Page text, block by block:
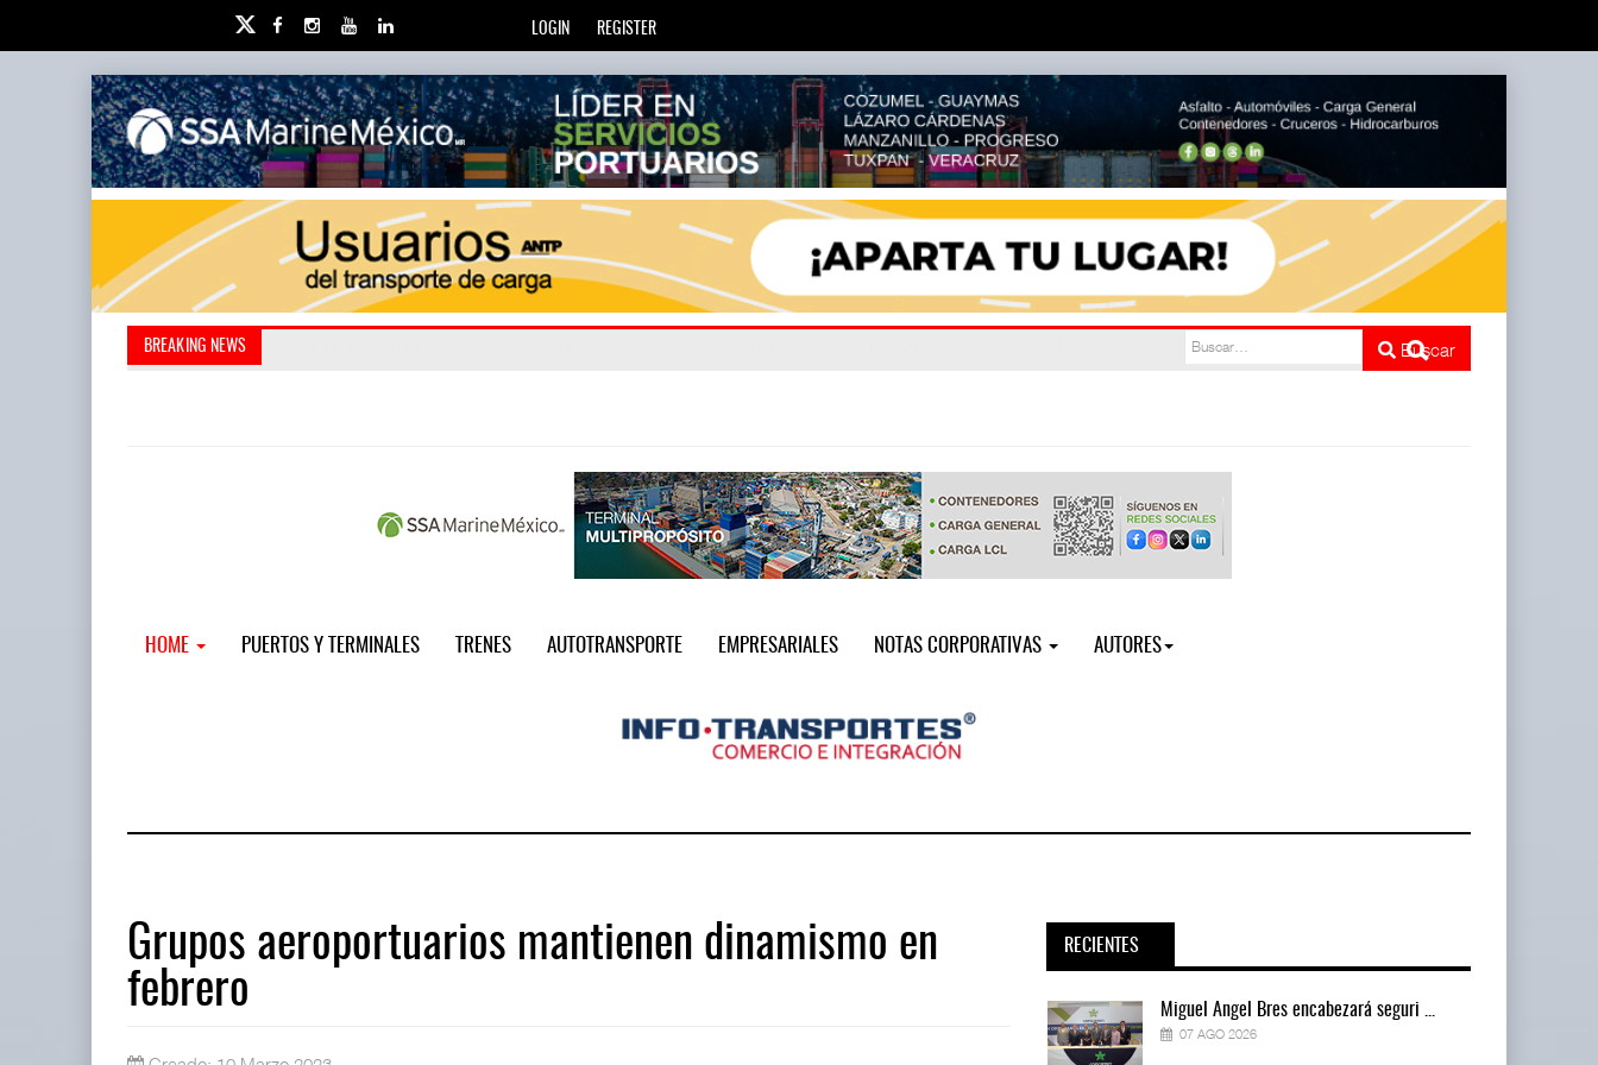
LOGIN REGISTER
BREAKING NEWS Buscar
HOME PUERTOS Y TERMINALES TRENES AUTOTRANSPORTE EMPRESARIALES NOTAS CORPORATIVAS AUTORES
Grupos aeroportuarios mantienen dinamismo en
febrero
RECIENTES
Miguel Ángel Bres encabezará seguri ...
07 AGO 2026